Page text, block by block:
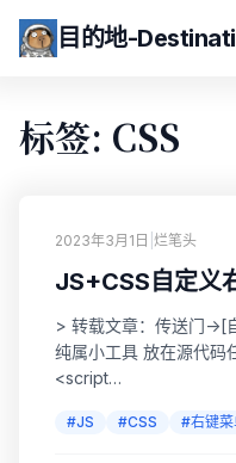
目的地-
标签: CSS
2023年3月1日 烂笔头
JS+CSS自定义
> 转载文章：传送门->[
纯属小工具 放在源代码
<script
</script> <!-- 自定义右键
#JS #CSS #右键